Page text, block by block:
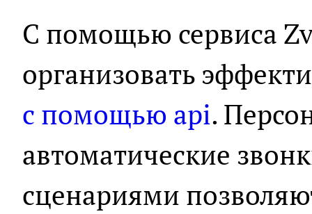
С помощью сервиса
организовать
с помощью api.
автоматические
сценариями